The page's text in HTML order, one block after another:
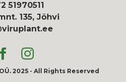
51970511
135, Jõhvi
2025 - All Rights Reserved